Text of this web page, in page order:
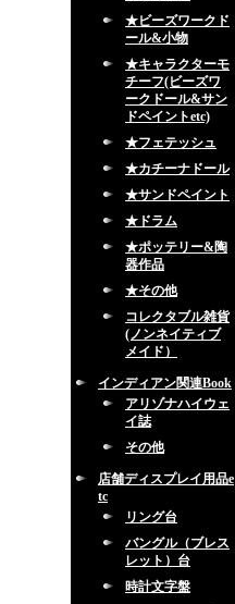
★ビーズワークド
ール&小物
★キャラクターモ
チーフ(ビーズワ
ークドール&サン
ドペイントetc)
★フェテッシュ
★カチーナドール
★サンドペイント
★ドラム
★ポッテリー&陶
器作品
★その他
コレクタブル雑貨
(ノンネイティブ
メイド）
インディアン関連Book
アリゾナハイウェ
イ誌
その他
店舗ディスプレイ用品e
tc
リング台
バングル（ブレス
レット）台
時計文字盤